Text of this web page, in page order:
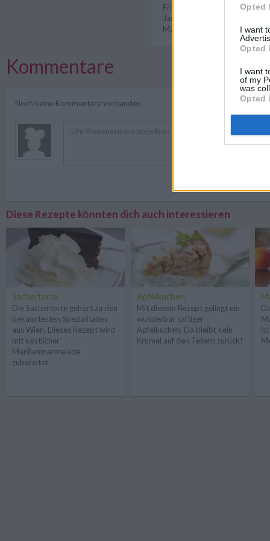
Opted
I want
Opted
I want
of my
was
Opted
Frisch gekochte Rezepte/
Jausen Rezepte
Männer Rezepte
Speck
Kommentare
Noch keine Kommentare vorhanden.
Diese Rezepte könnten dich auch interessieren
Sachertorte
Die Sachertorte gehört zu den
bekanntesten Spezialitäten
aus Wien. Dieses Rezept wird
mit köstlicher
Marillenmarmelade
zubereitet.
Apfelkuchen
Mit diesem Rezept gelingt ein
wunderbar saftiger
Apfelkuchen. Da bleibt kein
Krümel auf den Tellern zurück!